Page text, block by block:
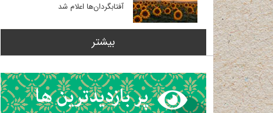
آفتابگردان‌ها اعلام شد
بیشتر